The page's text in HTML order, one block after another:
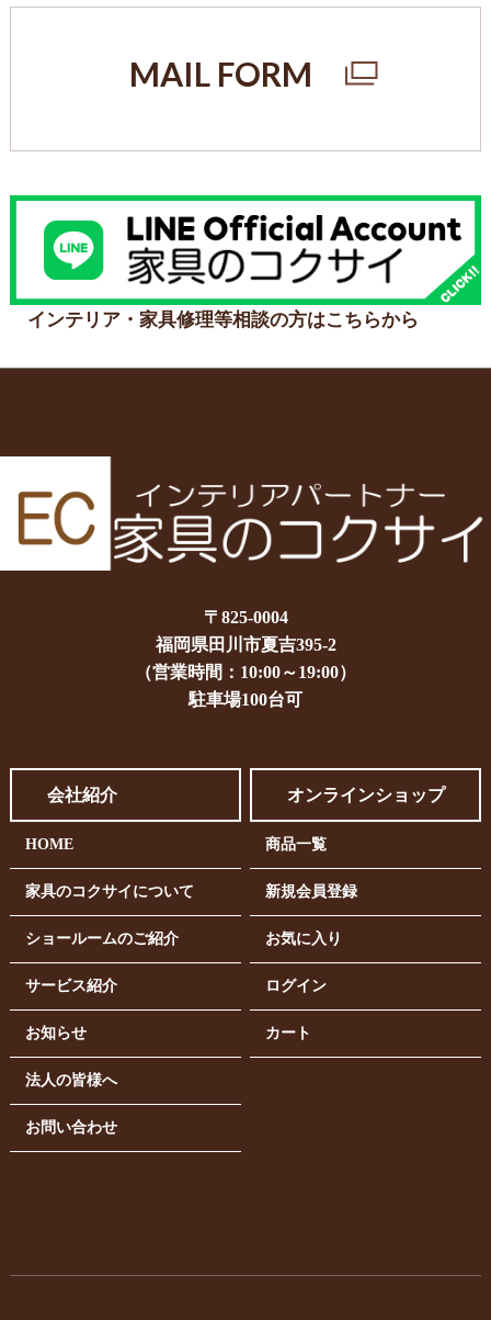
MAIL FORM
インテリア・家具修理等相談の方はこちらから
〒825-0004
福岡県田川市夏吉395-2
（営業時間：10:00～19:00）
駐車場100台可
会社紹介
HOME
家具のコクサイについて
ショールームのご紹介
サービス紹介
お知らせ
法人の皆様へ
お問い合わせ
オンラインショップ
商品一覧
新規会員登録
お気に入り
ログイン
カート